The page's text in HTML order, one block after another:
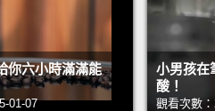
首先你得搖晃一下。沒錯!做得
Then...then I put it in. There!
然後...然後我把它放進去。好
你六小時滿滿能
01-07
小男孩在
酸！
觀看次數